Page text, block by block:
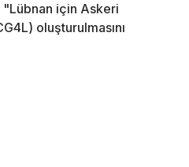
için Askeri
oluşturulmasını